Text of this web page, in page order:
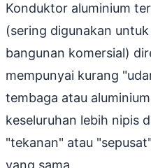
Konduktor aluminium
(sering digunakan
bangunan komersial)
mempunyai kurang
tembaga atau
keseluruhan lebih nipis
"tekanan" atau
yang sama.